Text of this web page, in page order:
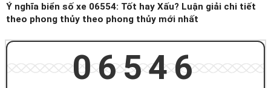
Ý nghĩa biển số xe 06554: Tốt hay Xấu? Luận giải chi tiết
theo phong thủy theo phong thủy mới nhất
06546